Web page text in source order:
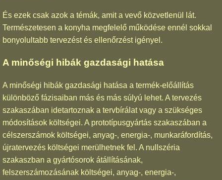
És ezek csak azok a témák, amit a vevő közvetlenül lát.
Természetesen a konyha megfelelő működése ennél sokkal
bonyolultabb tervezést és ellenőrzést igényel.
A minőségi hibák gazdasági hatása
A minőségi hibák gazdasági hatása a termék-előállítás
különböző fázisaiban más és más súlyú lehet. A tervezés
szakaszában idetartoznak a tervbírálat vagy a szükséges
módosítások költségei. A prototípusgyártás szakaszában a
célszerszámok költségei, anyag-, energia-, munkaráfordítás,
újratervezés költségei merülhetnek fel. A nullszéria
szakaszban a gyártósorok átállításának,
felszerszámozásának költségei, anyag-, energia-,